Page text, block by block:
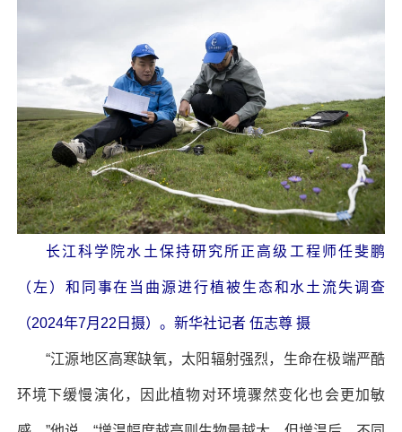
长江科学院水土保持研究所正高级工程师任斐鹏
（左）和同事在当曲源进行植被生态和水土流失调查
（2024年7月22日摄）。新华社记者 伍志尊 摄
“江源地区高寒缺氧，太阳辐射强烈，生命在极端严酷
环境下缓慢演化，因此植物对环境骤然变化也会更加敏